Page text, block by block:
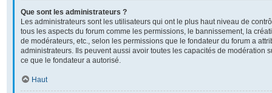
Que sont les administrateurs ?
Les administrateurs sont les utilisateurs qui ont le plus haut niveau de
tous les aspects du forum comme les permissions, le bannissement, la
de modérateurs, etc., selon les permissions que le fondateur du forum a
administrateurs. Ils peuvent aussi avoir toutes les capacités de modération
ce que le fondateur a autorisé.
Haut